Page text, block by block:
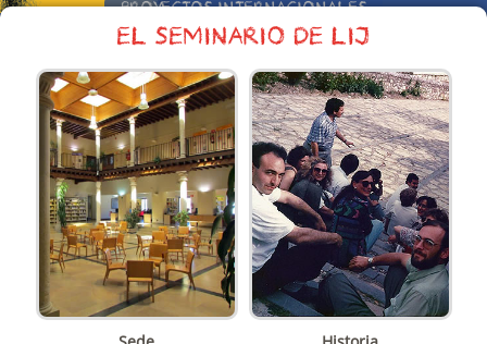
PROYECTOS INTERNACIONALES
OTRAS INICIATIVAS
EL SEMINARIO DE LIJ